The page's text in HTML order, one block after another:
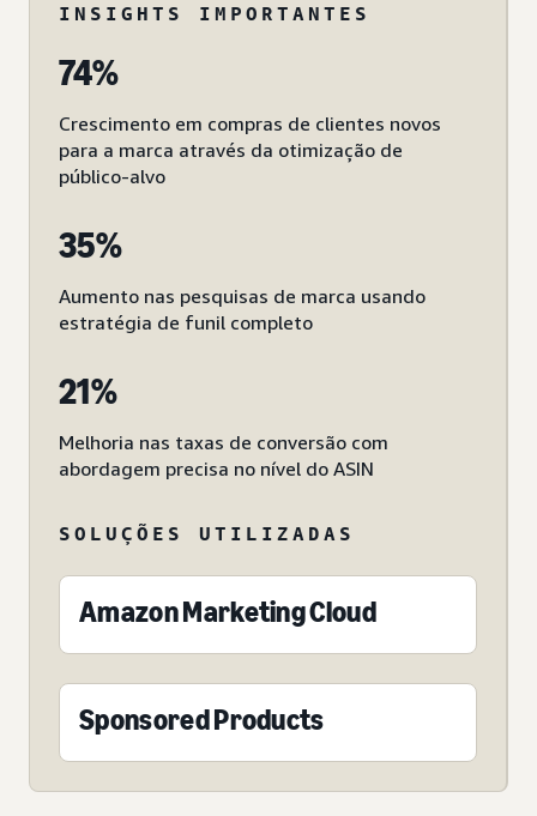
INSIGHTS IMPORTANTES
74%
Crescimento em compras de clientes novos
para a marca através da otimização de
público-alvo
35%
Aumento nas pesquisas de marca usando
estratégia de funil completo
21%
Melhoria nas taxas de conversão com
abordagem precisa no nível do ASIN
SOLUÇÕES UTILIZADAS
Amazon Marketing Cloud
Sponsored Products